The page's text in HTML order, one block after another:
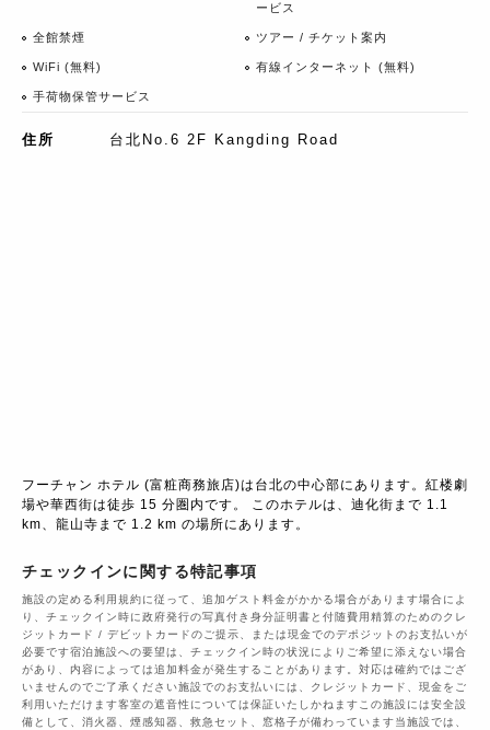
ービス
全館禁煙 ツアー / チケット案内
WiFi (無料) 有線インターネット (無料)
手荷物保管サービス
住所 台北No.6 2F Kangding Road
フーチャン ホテル (富粧商務旅店)は台北の中心部にあります。紅楼劇
場や華西街は徒歩 15 分圏内です。 このホテルは、迪化街まで 1.1
km、龍山寺まで 1.2 km の場所にあります。
チェックインに関する特記事項
施設の定める利用規約に従って、追加ゲスト料金がかかる場合があります場合によ
り、チェックイン時に政府発行の写真付き身分証明書と付随費用精算のためのクレ
ジットカード / デビットカードのご提示、または現金でのデポジットのお支払いが
必要です宿泊施設への要望は、チェックイン時の状況によりご希望に添えない場合
があり、内容によっては追加料金が発生することがあります。対応は確約ではござ
いませんのでご了承ください施設でのお支払いには、クレジットカード、現金をご
利用いただけます客室の遮音性については保証いたしかねますこの施設には安全設
備として、消火器、煙感知器、救急セット、窓格子が備わっています当施設では、